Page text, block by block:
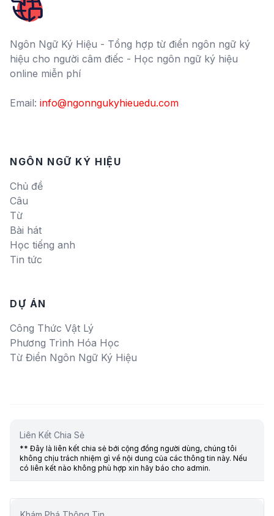
Ngôn Ngữ Ký Hiệu - Tổng hợp từ điển ngôn ngữ ký
hiệu cho người câm điếc - Học ngôn ngữ ký hiệu
online miễn phí
Email: info@ngonngukyhieuedu.com
NGÔN NGỮ KÝ HIỆU
Chủ đề
Câu
Từ
Bài hát
Học tiếng anh
Tin tức
DỰ ÁN
Công Thức Vật Lý
Phương Trình Hóa Học
Từ Điển Ngôn Ngữ Ký Hiệu
Liên Kết Chia Sẻ
** Đây là liên kết chia sẻ bới cộng đồng người dùng, chúng tôi
không chịu trách nhiệm gì về nội dung của các thông tin này. Nếu
có liên kết nào không phù hợp xin hãy báo cho admin.